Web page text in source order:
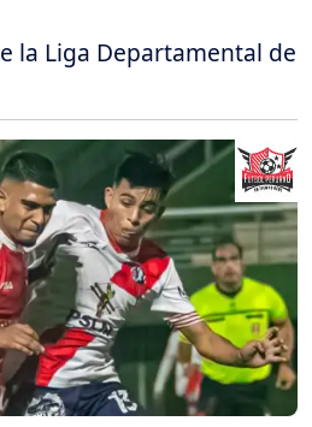
la Liga Departamental de